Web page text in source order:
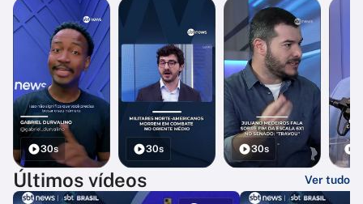
30s 30s 30s
Últimos vídeos Ver tudo